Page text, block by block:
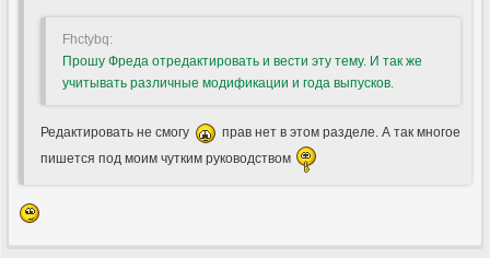
Fhctybq:
Прошу Фреда отредактировать и вести эту тему. И так же
учитывать различные модификации и года выпусков.
Редактировать не смогу
прав нет в этом разделе. А так многое
пишется под моим чутким руководством